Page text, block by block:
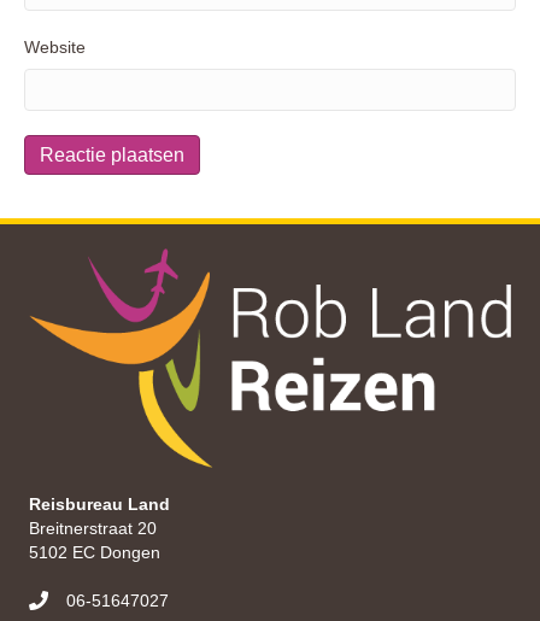
Website
Reisbureau Land
Breitnerstraat 20
5102 EC Dongen
06-51647027